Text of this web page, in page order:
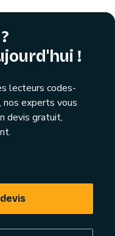
!
lecteurs codes-
nos experts vous
devis gratuit,